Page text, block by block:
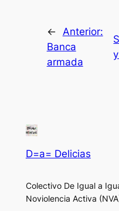
← Anterior:
Banca
armada
D=a= Delicias
Colectivo De Igual a
Noviolencia Activa